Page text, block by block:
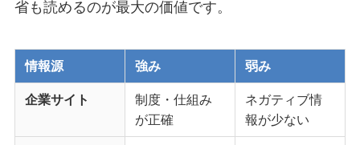
省も読めるのが最大の価値です。
情報源 強み 弱み
企業サイト
制度・仕組み
が正確
ネガティブ情
報が少ない